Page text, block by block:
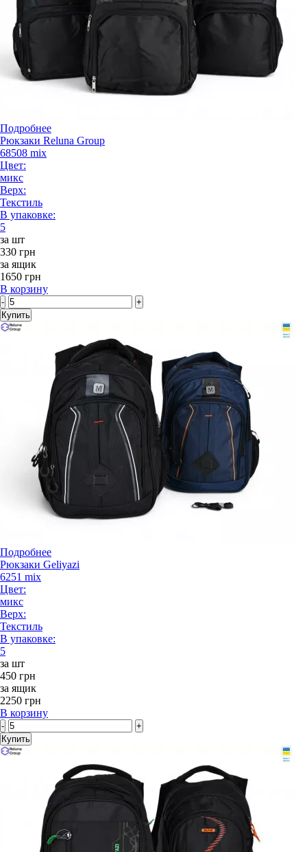
Подробнее
Рюкзаки Reluna Group
68508 mix
Цвет:
микс
Верх:
Текстиль
В упаковке:
5
за шт
330 грн
за ящик
1650 грн
В корзину
-
+
Купить
Подробнее
Рюкзаки Geliyazi
6251 mix
Цвет:
микс
Верх:
Текстиль
В упаковке:
5
за шт
450 грн
за ящик
2250 грн
В корзину
-
+
Купить